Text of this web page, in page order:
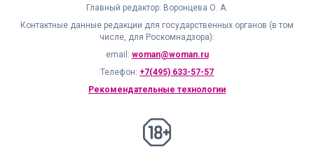
Главный редактор: Воронцева О. А.
Контактные данные редакции для государственных органов (в том
числе, для Роскомнадзора):
email: woman@woman.ru
Телефон: +7(495) 633-57-57
Рекомендательные технологии
18+